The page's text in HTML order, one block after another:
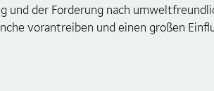
der Forderung nach
vorantreiben und einen großen